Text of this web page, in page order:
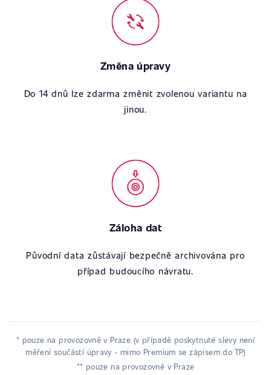
Změna úpravy
Do 14 dnů lze zdarma změnit zvolenou variantu na
jinou.
Záloha dat
Původní data zůstávají bezpečně archivována pro
případ budoucího návratu.
* pouze na provozovně v Praze (v případě poskytnuté slevy není
měření součástí úpravy - mimo Premium se zápisem do TP)
** pouze na provozovně v Praze